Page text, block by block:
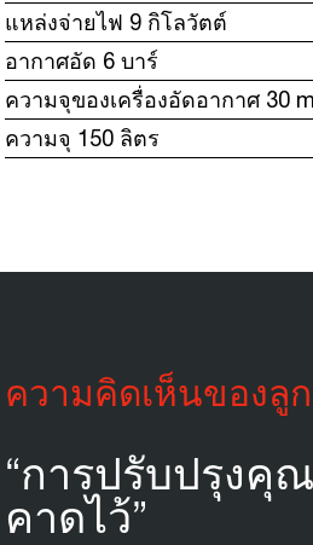
แหล่งจ่ายไฟ 9 กิโลวัตต์
อากาศอัด 6 บาร์
ความจุของเครื่องอัดอากาศ 30
ความจุ 150 ลิตร
ความคิดเห็นของลู
“การปรับปรุงคุ
คาดไว้”